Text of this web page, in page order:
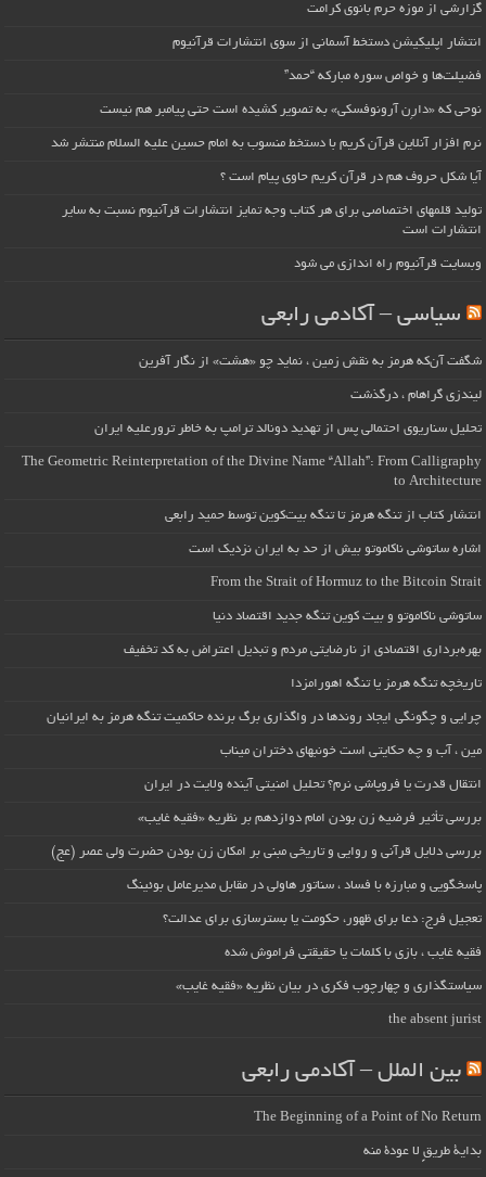
گزارشی از موزه حرم بانوی کرامت
انتشار اپلیکیشن دستخط آسمانی از سوی انتشارات قرآنیوم
فضیلت‌ها و خواص سوره مبارکه “حمد”
نوحی که «دارِن آرونوفسکی» به تصویر کشیده است حتی پیامبر هم نیست
نرم افزار آنلاین قرآن کریم با دستخط منسوب به امام حسین علیه السلام منتشر شد
آیا شکل حروف هم در قرآن کریم حاوی پیام است ؟
تولید قلمهای اختصاصی برای هر کتاب وجه تمایز انتشارات قرآنیوم نسبت به سایر
انتشارات است
وبسایت قرآنیوم راه اندازی می شود
سیاسی – آکادمی رابعی
شگفت آن‌که هرمز به نقش زمین ، نماید چو «هشت» از نگار آفرین
لیندزی گراهام ، درگذشت
تحلیل سناریوی احتمالی پس از تهدید دونالد ترامپ به خاطر ترورعلیه ایران
The Geometric Reinterpretation of the Divine Name “Allah”: From Calligraphy
to Architecture
انتشار کتاب از تنگه هرمز تا تنگه بیت‌کوین توسط حمید رابعی
اشاره ساتوشی ناکاموتو بیش از حد به ایران نزدیک است
From the Strait of Hormuz to the Bitcoin Strait
ساتوشی ناکاموتو و بیت کوین تنگه جدید اقتصاد دنیا
بهره‌برداری اقتصادی از نارضایتی مردم و تبدیل اعتراض به کد تخفیف
تاریخچه تنگه هرمز یا تنگه اهورامزدا
چرایی و چگونگی ایجاد روندها در واگذاری برگ برنده حاکمیت تنگه هرمز به ایرانیان
مین ، آب و چه حکایتی است خونبهای دختران میناب
انتقال قدرت یا فروپاشی نرم؟ تحلیل امنیتی آینده ولایت در ایران
بررسی تأثیر فرضیه زن بودن امام دوازدهم بر نظریه «فقیه غایب»
بررسی دلایل قرآنی و روایی و تاریخی مبنی بر امکان زن بودن حضرت ولی عصر (عج)
پاسخگویی و مبارزه با فساد ، سناتور هاولی در مقابل مدیرعامل بوئینگ
تعجیل فرج: دعا برای ظهور، حکومت یا بسترسازی برای عدالت؟
فقیه غایب ، بازی با کلمات یا حقیقتی فراموش شده
سیاستگذاری و چهارچوب فکری در بیان نظریه «فقیه غایب»
the absent jurist
بین الملل – آکادمی رابعی
The Beginning of a Point of No Return
بداية طريقٍ لا عودة منه